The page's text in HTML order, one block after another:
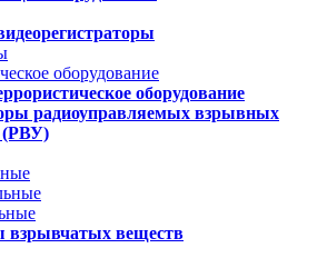
оборудование
оборудование
радиоуправляемых взрывных
(РВУ)
взрывчатых веществ